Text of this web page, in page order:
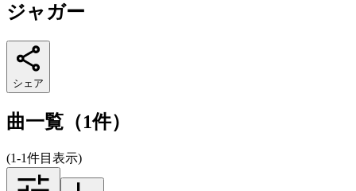
ジャガー
シェア
曲一覧（1件）
(1-1件目表示)